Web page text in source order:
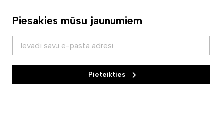
Piesakies mūsu jaunumiem
Pieteikties